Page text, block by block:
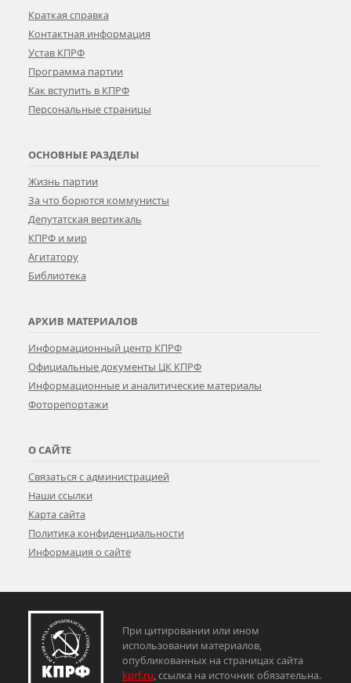
Краткая справка
Контактная информация
Устав КПРФ
Программа партии
Как вступить в КПРФ
Персональные страницы
ОСНОВНЫЕ РАЗДЕЛЫ
Жизнь партии
За что борются коммунисты
Депутатская вертикаль
КПРФ и мир
Агитатору
Библиотека
АРХИВ МАТЕРИАЛОВ
Информационный центр КПРФ
Официальные документы ЦК КПРФ
Информационные и аналитические материалы
Фоторепортажи
О САЙТЕ
Связаться с администрацией
Наши ссылки
Карта сайта
Политика конфиденциальности
Информация о сайте
При цитировании или ином
использовании материалов,
опубликованных на страницах сайта
kprf.ru , ссылка на источник обязательна.